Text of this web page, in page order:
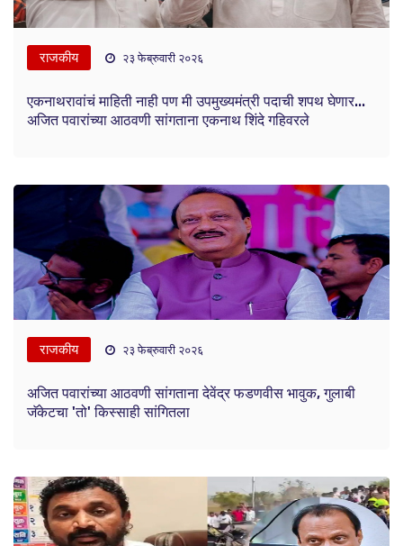
राजकीय २३ फेब्रुवारी २०२६
एकनाथरावांचं माहिती नाही पण मी उपमुख्यमंत्री पदाची शपथ घेणार...
अजित पवारांच्या आठवणी सांगताना एकनाथ शिंदे गहिवरले
राजकीय २३ फेब्रुवारी २०२६
अजित पवारांच्या आठवणी सांगताना देवेंद्र फडणवीस भावुक, गुलाबी
जॅकेटचा 'तो' किस्साही सांगितला